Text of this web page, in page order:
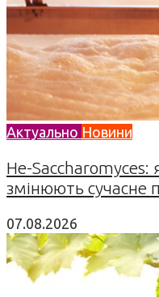
Актуально Новини
Не-Saccharomyces:
змінюють сучасне
07.08.2026